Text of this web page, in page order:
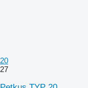
20
27